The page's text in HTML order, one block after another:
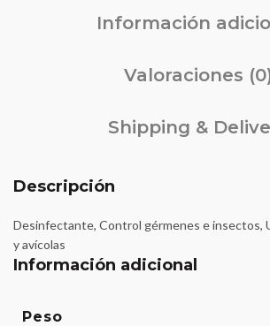
Información
Valoraciones
Shipping &
Descripción
Desinfectante, Control gérmenes e insectos,
y avícolas
Información adicional
Peso